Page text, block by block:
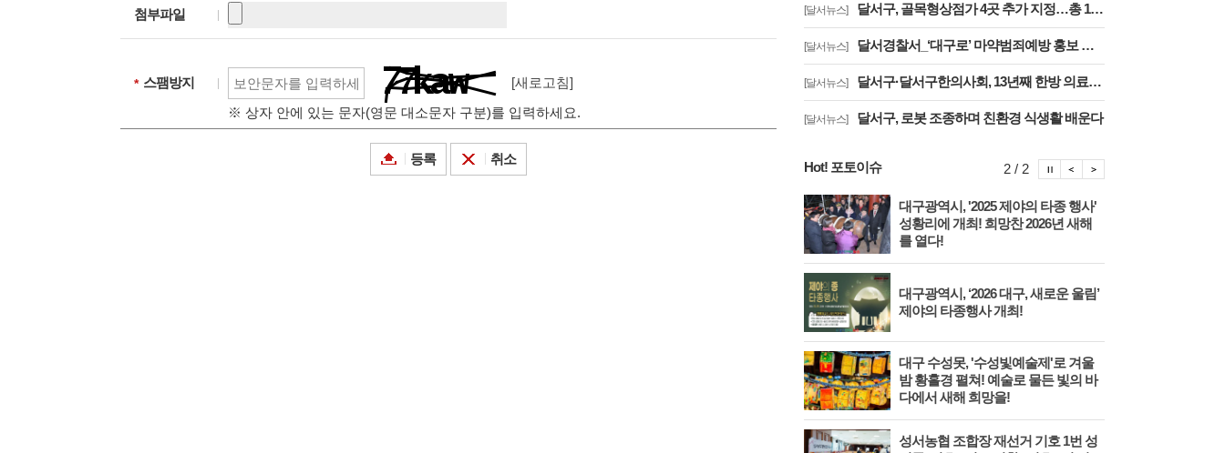
첨부파일
필수입력
스팸방지
[새로고침]
※ 상자 안에 있는 문자(영문 대소문자 구분)를 입력하세요.
등록 취소
[달서뉴스] 달서구, 골목형상점가 4곳 추가 지정…총 16곳으로 확대
[달서뉴스] 달서경찰서_‘대구로’ 마약범죄예방 홍보 협업
[달서뉴스] 달서구·달서구한의사회, 13년째 한방 의료나눔 실천
[달서뉴스] 달서구, 로봇 조종하며 친환경 식생활 배운다
Hot! 포토이슈
대구광역시, '2025 제야의 타종 행사'
성황리에 개최! 희망찬 2026년 새해
를 열다!
대구광역시, ‘2026 대구, 새로운 울림’
제야의 타종행사 개최!
대구 수성못, '수성빛예술제'로 겨울
밤 황홀경 펼쳐! 예술로 물든 빛의 바
다에서 새해 희망을!
성서농협 조합장 재선거 기호 1번 성
2 / 2 포토이슈 이전보기
포토이슈 정지